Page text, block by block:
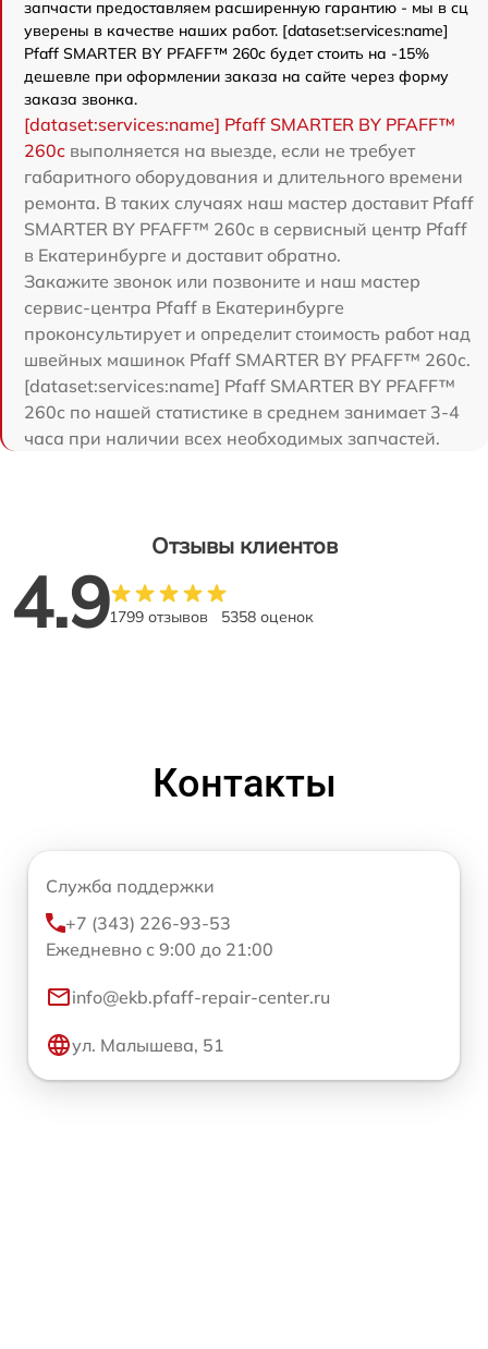
запчасти предоставляем расширенную гарантию - мы в сц
уверены в качестве наших работ. [dataset:services:name]
Pfaff SMARTER BY PFAFF™ 260c будет стоить на -15%
дешевле при оформлении заказа на сайте через форму
заказа звонка.
[dataset:services:name] Pfaff SMARTER BY PFAFF™
260c выполняется на выезде, если не требует
габаритного оборудования и длительного времени
ремонта. В таких случаях наш мастер доставит Pfaff
SMARTER BY PFAFF™ 260c в сервисный центр Pfaff
в Екатеринбурге и доставит обратно.
Закажите звонок или позвоните и наш мастер
сервис-центра Pfaff в Екатеринбурге
проконсультирует и определит стоимость работ над
швейных машинок Pfaff SMARTER BY PFAFF™ 260c.
[dataset:services:name] Pfaff SMARTER BY PFAFF™
260c по нашей статистике в среднем занимает 3-4
часа при наличии всех необходимых запчастей.
Отзывы клиентов
4.91799 отзывов 5358 оценок
Контакты
Служба поддержки
+7 (343) 226-93-53
Ежедневно с 9:00 до 21:00
info@ekb.pfaff-repair-center.ru
ул. Малышева, 51